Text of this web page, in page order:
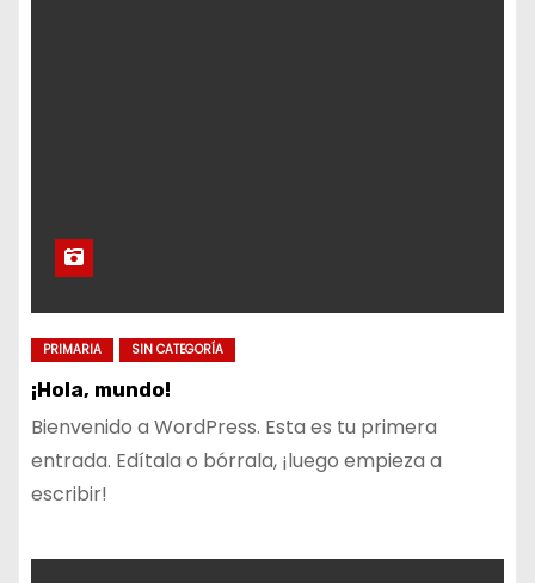
PRIMARIA SIN CATEGORÍA
¡Hola, mundo!
Bienvenido a WordPress. Esta es tu primera
entrada. Edítala o bórrala, ¡luego empieza a
escribir!